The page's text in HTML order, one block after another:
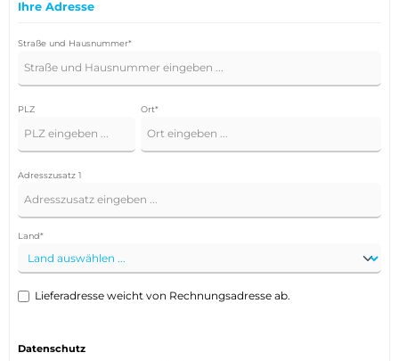
Ihre Adresse
Straße und Hausnummer*
PLZ Ort*
Adresszusatz 1
Land*
Lieferadresse weicht von Rechnungsadresse ab.
Datenschutz